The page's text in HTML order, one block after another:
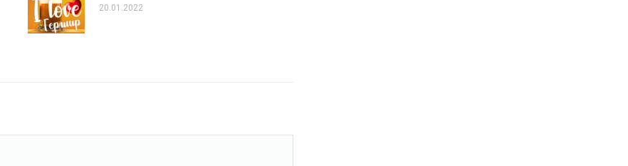
20.01.2022